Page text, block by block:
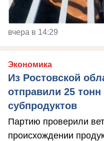
вчера в 14:29
Экономика
Из Ростовской
отправили 25
субпродуктов
Партию проверили
происхождении